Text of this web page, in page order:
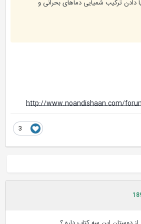
دادن ترکیب شمیایی دماهای بحرانی و
http://www.noandishaan.com/